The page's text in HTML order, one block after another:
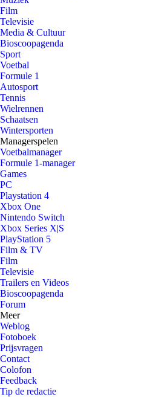
Film
Televisie
Media & Cultuur
Bioscoopagenda
Sport
Voetbal
Formule 1
Autosport
Tennis
Wielrennen
Schaatsen
Wintersporten
Managerspelen
Voetbalmanager
Formule 1-manager
Games
PC
Playstation 4
Xbox One
Nintendo Switch
Xbox Series X|S
PlayStation 5
Film & TV
Film
Televisie
Trailers en Videos
Bioscoopagenda
Forum
Meer
Weblog
Fotoboek
Prijsvragen
Contact
Colofon
Feedback
Tip de redactie